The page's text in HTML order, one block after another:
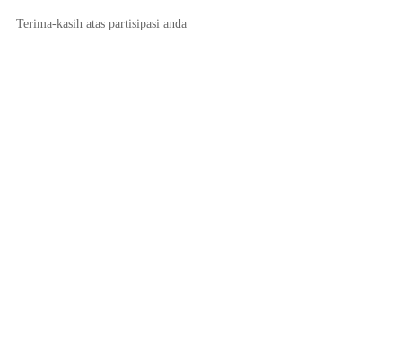
Terima-kasih atas partisipasi anda